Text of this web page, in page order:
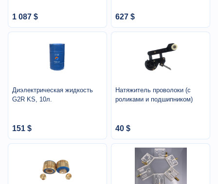
1 087 $
Диэлектрическая жидкость
G2R KS, 10л.
151 $
627 $
Натяжитель проволоки (с
роликами и подшипником)
40 $